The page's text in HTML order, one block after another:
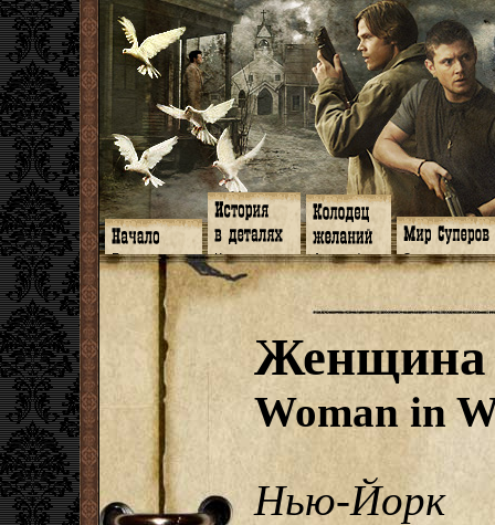
Главная
Программа
Форум
Facebook
Гостевая
Книги
Галереи
Музыка
Видео
Субтитры
Заметки
Мысли
Откровение
Арт-кафе
Игромания
Фанфики
Фанарт
Анекдоты
Передоз
Страшилки
Знакомство
Обитатели
Семейное
Дневник
СИЗО
Суперы от и
Женщина
Woman in
Нью-Йорк